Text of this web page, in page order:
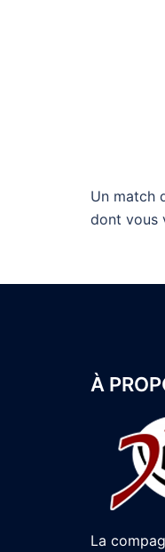
Un match
dont vous
À
La